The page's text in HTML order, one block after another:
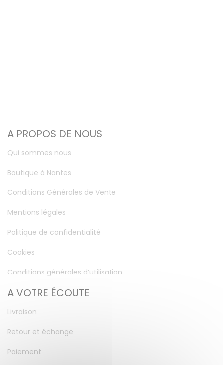
A PROPOS DE NOUS
Qui sommes nous
Boutique à Nantes
Conditions Générales de Vente
Mentions légales
Politique de confidentialité
Cookies
Conditions générales d’utilisation
A VOTRE ÉCOUTE
Livraison
Retour et échange
Paiement